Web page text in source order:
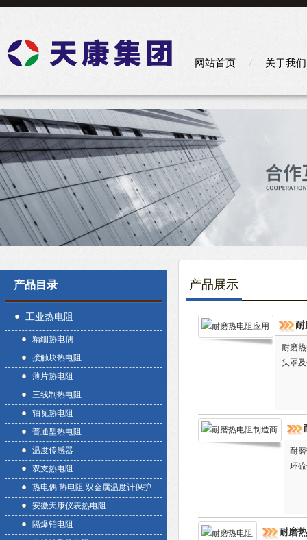
网站首页 关于我们
产品目录
工业热电阻
精细热电偶
接触块热电阻
薄片热电阻
三线制热电阻
轴瓦热电阻
普通型热电阻
温度传感器
双支热电阻
热电偶 热电阻 双金属温度计保护
套管
安徽天康仪表热电阻
隔爆铂电阻
产品展示
耐磨
头罩
耐
环
耐磨